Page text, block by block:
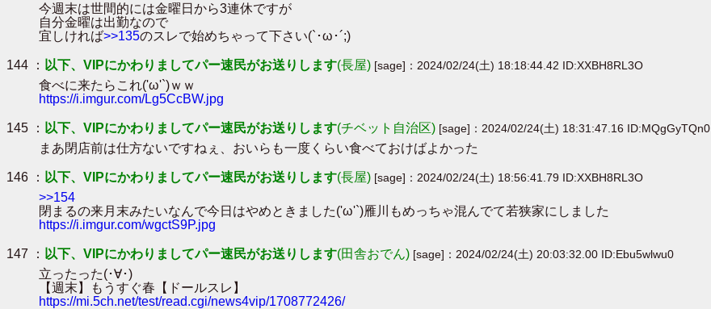
今週末は世間的には金曜日から3連休ですが
自分金曜は出勤なので
宜しければ>>135のスレで始めちゃって下さい(`･ω･´;)
144 ： 以下、VIPにかわりましてパー速民がお送りします(長屋) [sage]：2024/02/24(土) 18:18:44.42 ID:XXBH8RL3O
食べに来たらこれ('ω'`)ｗｗ
https://i.imgur.com/Lg5CcBW.jpg
145 ： 以下、VIPにかわりましてパー速民がお送りします(チベット自治区) [sage]：2024/02/24(土) 18:31:47.16 ID:MQgGyTQn0
まあ閉店前は仕方ないですねぇ、おいらも一度くらい食べておけばよかった
146 ： 以下、VIPにかわりましてパー速民がお送りします(長屋) [sage]：2024/02/24(土) 18:56:41.79 ID:XXBH8RL3O
>>154
閉まるの来月末みたいなんで今日はやめときました('ω'`)雁川もめっちゃ混んでて若狭家にしました
https://i.imgur.com/wgctS9P.jpg
147 ： 以下、VIPにかわりましてパー速民がお送りします(田舎おでん) [sage]：2024/02/24(土) 20:03:32.00 ID:Ebu5wlwu0
立ったった(･∀･)
【週末】もうすぐ春【ドールスレ】
https://mi.5ch.net/test/read.cgi/news4vip/1708772426/